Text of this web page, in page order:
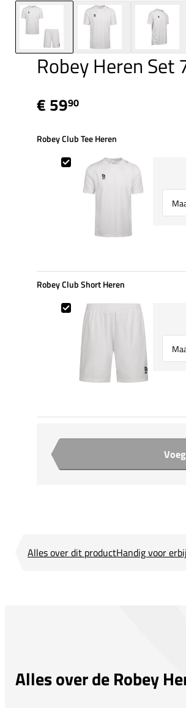
Robey Heren Set
€ 5990
Robey Club Tee Heren
Robey Club Tee Heren
Robey Club Short Heren
Robey Club Short Heren
Aantal
Alles over dit productHandig voor erbij
Alles over de Robey